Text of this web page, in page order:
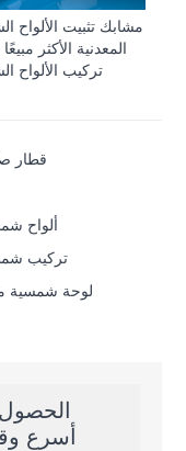
مشابك تثبيت الألواح
المعدنية الأكثر
تركيب الألواح
قطار
ألواح
تركيب
لوحة شمسية
أسرع